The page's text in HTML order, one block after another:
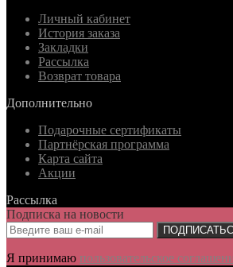
Личный кабинет
История заказа
Закладки
Рассылка
Возврат товара
Дополнительно
Подарочные сертификаты
Партнёрская программа
Карта сайта
Акции
Рассылка
Подписка на новости
Я принимаю пользовательское